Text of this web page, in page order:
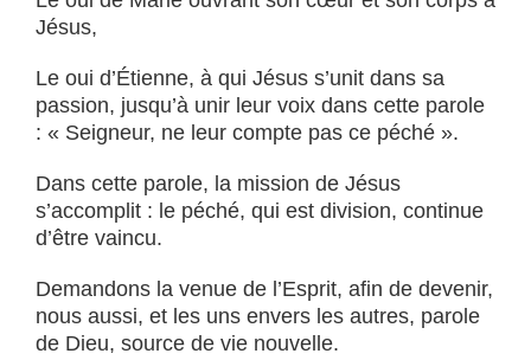
Jésus,
Le oui d’Étienne, à qui Jésus s’unit dans sa
passion, jusqu’à unir leur voix dans cette parole
: « Seigneur, ne leur compte pas ce péché ».
Dans cette parole, la mission de Jésus
s’accomplit : le péché, qui est division, continue
d’être vaincu.
Demandons la venue de l’Esprit, afin de devenir,
nous aussi, et les uns envers les autres, parole
de Dieu, source de vie nouvelle.